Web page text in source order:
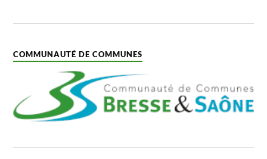
COMMUNAUTÉ DE COMMUNES